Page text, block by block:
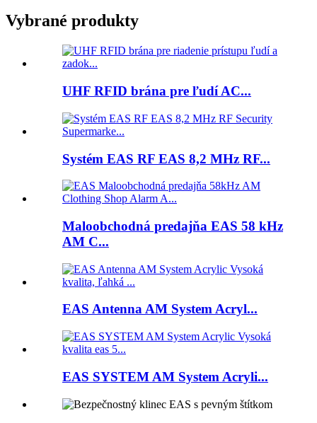
Vybrané produkty
UHF RFID brána pre ľudí AC...
Systém EAS RF EAS 8,2 MHz RF...
Maloobchodná predajňa EAS 58 kHz
AM C...
EAS Antenna AM System Acryl...
EAS SYSTEM AM System Acryli...